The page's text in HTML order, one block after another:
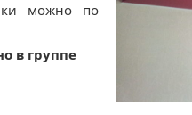
можно по
в группе